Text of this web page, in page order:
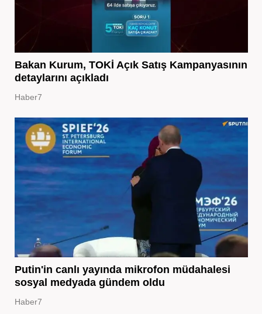
Bakan Kurum, TOKİ Açık Satış Kampanyasının
detaylarını açıkladı
Haber7
Putin'in canlı yayında mikrofon müdahalesi
sosyal medyada gündem oldu
Haber7